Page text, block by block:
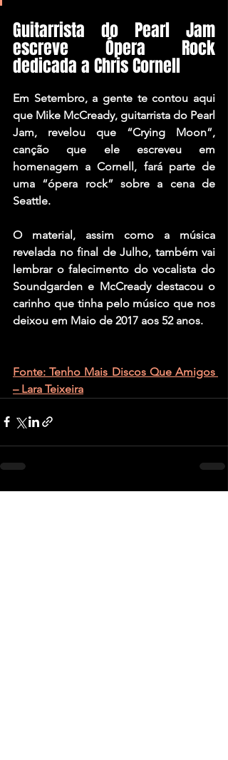
Guitarrista do Pearl Jam
escreve Ópera Rock
dedicada a Chris Cornell
Em Setembro, a gente te contou aqui
que Mike McCready, guitarrista do Pearl
Jam, revelou que “Crying Moon”,
canção que ele escreveu em
homenagem a Cornell, fará parte de
uma “ópera rock” sobre a cena de
Seattle.
O material, assim como a música
revelada no final de Julho, também vai
lembrar o falecimento do vocalista do
Soundgarden e McCready destacou o
carinho que tinha pelo músico que nos
deixou em Maio de 2017 aos 52 anos.
Fonte: Tenho Mais Discos Que Amigos
– Lara Teixeira